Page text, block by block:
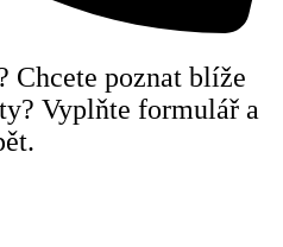
Chcete poznat blíže
Vyplňte formulář a